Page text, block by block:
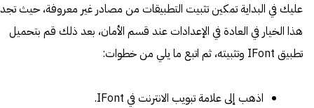
عليك في البداية تمكين تثبيت التطبيقات من مصادر غير معروفة، حيث تجد
هذا الخيار في العادة في الإعدادات عند قسم الأمان، بعد ذلك قم بتحميل
تطبيق IFont وتثبيته، ثم اتبع ما يلي من خطوات:
اذهب إلى علامة تبويب الانترنت في IFont.